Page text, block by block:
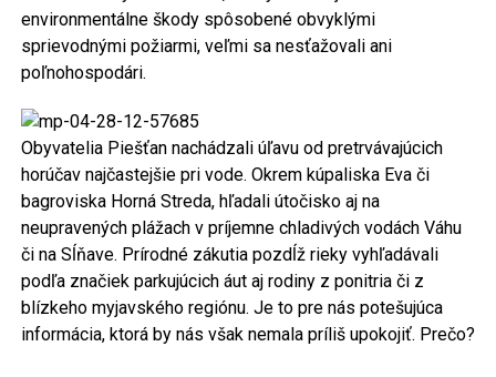
environmentálne škody spôsobené obvyklými
sprievodnými požiarmi, veľmi sa nesťažovali ani
poľnohospodári.
Obyvatelia Piešťan nachádzali úľavu od pretrvávajúcich
horúčav najčastejšie pri vode. Okrem kúpaliska Eva či
bagroviska Horná Streda, hľadali útočisko aj na
neupravených plážach v príjemne chladivých vodách Váhu
či na Sĺňave. Prírodné zákutia pozdĺž rieky vyhľadávali
podľa značiek parkujúcich áut aj rodiny z ponitria či z
blízkeho myjavského regiónu. Je to pre nás potešujúca
informácia, ktorá by nás však nemala príliš upokojiť. Prečo?